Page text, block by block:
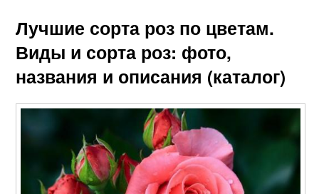
Лучшие сорта роз по цветам.
Виды и сорта роз: фото,
названия и описания (каталог)